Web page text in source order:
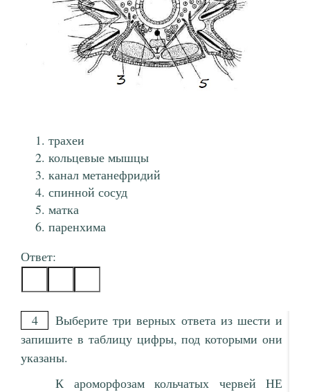
трахеи
кольцевые мышцы
канал метанефридий
спинной сосуд
матка
паренхима
Ответ:
4
Выберите три верных ответа из шести и
запишите в таблицу цифры, под которыми они
указаны.
К ароморфозам кольчатых червей НЕ